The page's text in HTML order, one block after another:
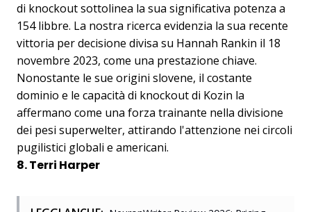
di knockout sottolinea la sua significativa potenza a
154 libbre. La nostra ricerca evidenzia la sua recente
vittoria per decisione divisa su Hannah Rankin il 18
novembre 2023, come una prestazione chiave.
Nonostante le sue origini slovene, il costante
dominio e le capacità di knockout di Kozin la
affermano come una forza trainante nella divisione
dei pesi superwelter, attirando l'attenzione nei circoli
pugilistici globali e americani.
8. Terri Harper